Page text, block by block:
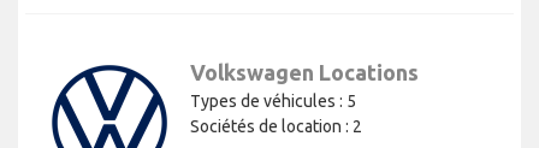
Volkswagen Locations
Types de véhicules : 5
Sociétés de location : 2